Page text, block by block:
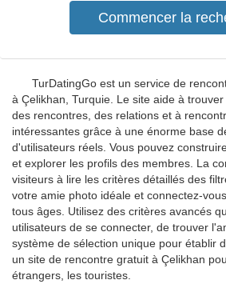
TurDatingGo est un service de
à Çelikhan, Turquie. Le site aide à
des rencontres, des relations et à
intéressantes grâce à une énorme base
d'utilisateurs réels. Vous pouvez
et explorer les profils des membres. La
visiteurs à lire les critères détaillés des
votre amie photo idéale et connectez-
tous âges. Utilisez des critères avancés
utilisateurs de se connecter, de trouver
système de sélection unique pour établir
un site de rencontre gratuit à Çelikhan
étrangers, les touristes.